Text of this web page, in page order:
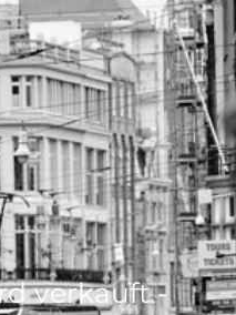
verkauft -